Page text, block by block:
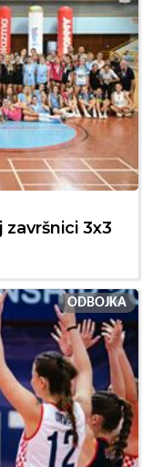
završnici 3x3
ODBOJKA